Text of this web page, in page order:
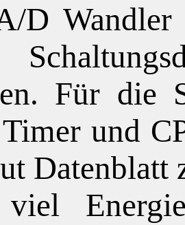
D Wandler
Für die
und
Datenblatt